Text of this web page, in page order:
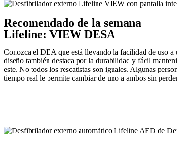
Recomendado de la semana
Lifeline: VIEW DESA
Conozca el DEA que está llevando la facilidad de uso
diseño también destaca por la durabilidad y fácil
este. No todos los rescatistas son iguales. Algunas
tiempo real le permite cambiar de uno a ambos sin